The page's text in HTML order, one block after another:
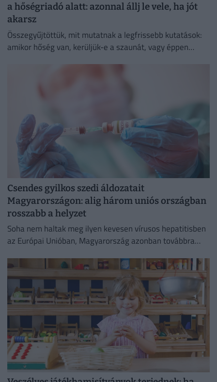
a hőségriadó alatt: azonnal állj le vele, ha jót
akarsz
Összegyűjtöttük, mit mutatnak a legfrissebb kutatások:
amikor hőség van, kerüljük-e a szaunát, vagy éppen
Csendes gyilkos szedi áldozatait
Magyarországon: alig három uniós országban
rosszabb a helyzet
Soha nem haltak meg ilyen kevesen vírusos hepatitisben
az Európai Unióban, Magyarország azonban továbbra